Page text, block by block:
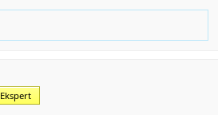
Ekspert